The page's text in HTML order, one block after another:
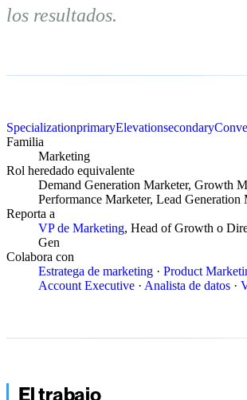
los resultados.
SpecializationprimaryElevationsecondary
Familia
Marketing
Rol heredado equivalente
Demand Generation Marketer, Growth
Performance Marketer, Lead Generation
Reporta a
VP de Marketing, Head of Growth o
Gen
Colabora con
Estratega de marketing · Product
Account Executive · Analista de datos ·
El trabajo